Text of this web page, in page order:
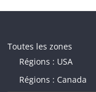
Toutes les zones
Régions : USA
Régions : Canada